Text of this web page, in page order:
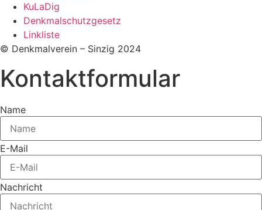
KuLaDig
Denkmalschutzgesetz
Linkliste
© Denkmalverein – Sinzig 2024
Kontaktformular
Name
E-Mail
Nachricht